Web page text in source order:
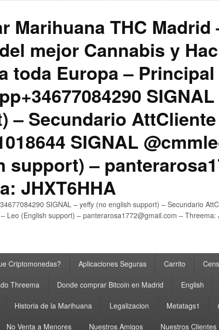
Marihuana THC
mejor Cannabis y
toda Europa – Principal
– Secundario
SIGNAL
support) –
JHXT6HHA
SIGNAL – yeffy (no english support) – Secundario
Leo (English support) – panterarosa1772@gmail.com – Threema:
Criptomonedas? Aplicaciones Seguras Carrito
Threema Donde comprar Bitcoin en Madrid English
Historia de la Marihuana Legalizacion Metatags1
No Venta a Menores Nuestros Amigos Nuestros Clientes